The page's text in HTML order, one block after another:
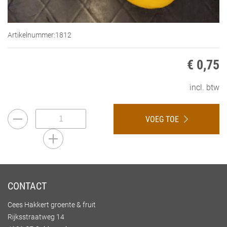
Artikelnummer:1812
€ 0,75
incl. btw
VOEG TOE
CONTACT
Cees Hakkert groente & fruit
Rijksstraatweg 14